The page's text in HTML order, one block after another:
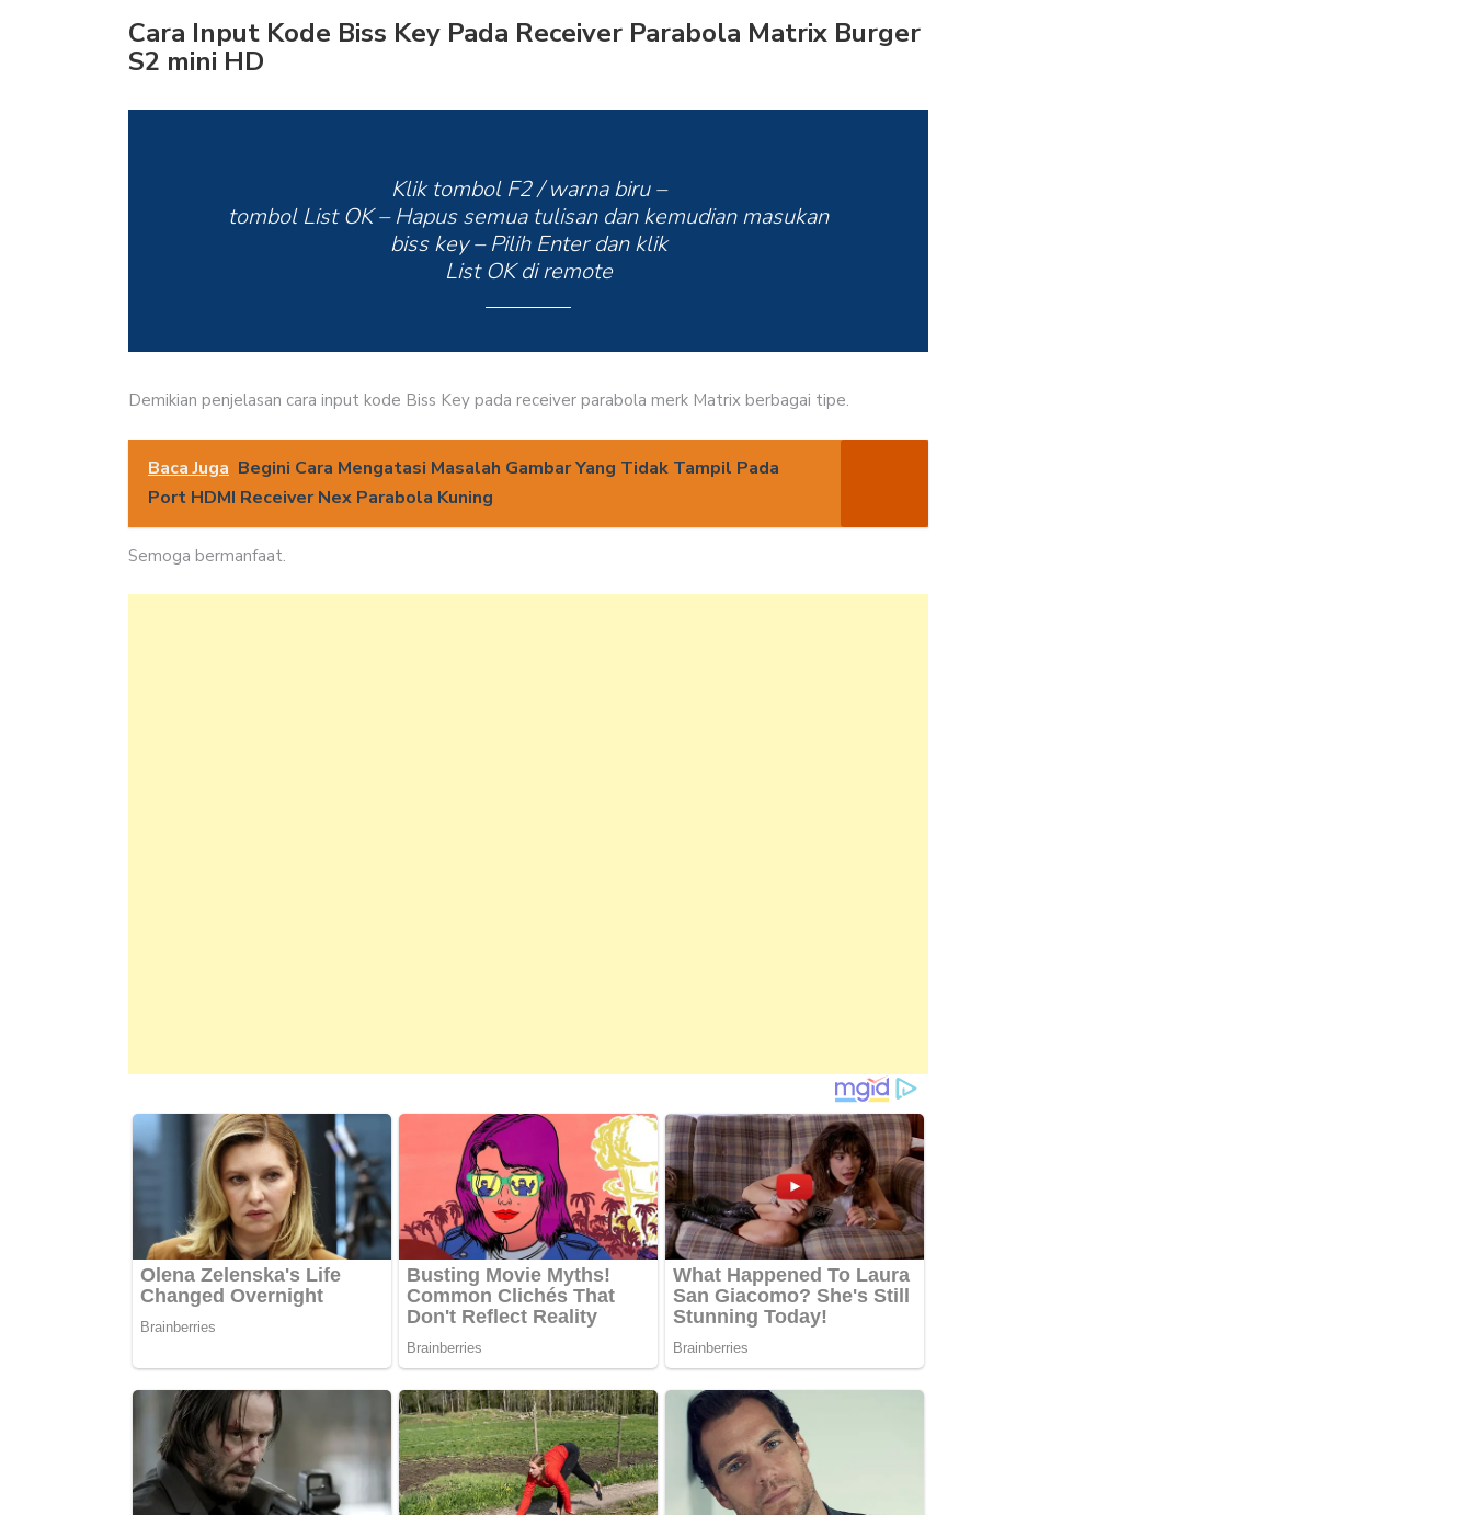
Cara Input Kode Biss Key Pada Receiver Parabola Matrix Burger
S2 mini HD
Klik tombol F2 / warna biru –
tombol List OK – Hapus semua tulisan dan kemudian masukan
biss key – Pilih Enter dan klik
List OK di remote
Demikian penjelasan cara input kode Biss Key pada receiver parabola merk Matrix berbagai tipe.
Baca Juga Begini Cara Mengatasi Masalah Gambar Yang Tidak Tampil Pada
Port HDMI Receiver Nex Parabola Kuning
Semoga bermanfaat.